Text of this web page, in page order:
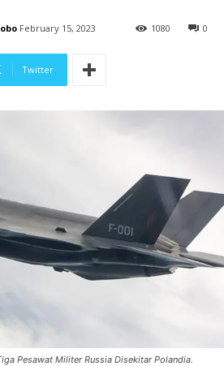
February 15, 2023 0
1080
Twitter
Pesawat Militer Russia Disekitar Polandia.